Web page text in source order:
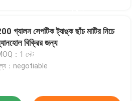
গ্যালন সেপটিক ট্যাঙ্ক ছাঁচ মাটির নিচে
বিক্রির জন্য
：1 সেট
：negotiable